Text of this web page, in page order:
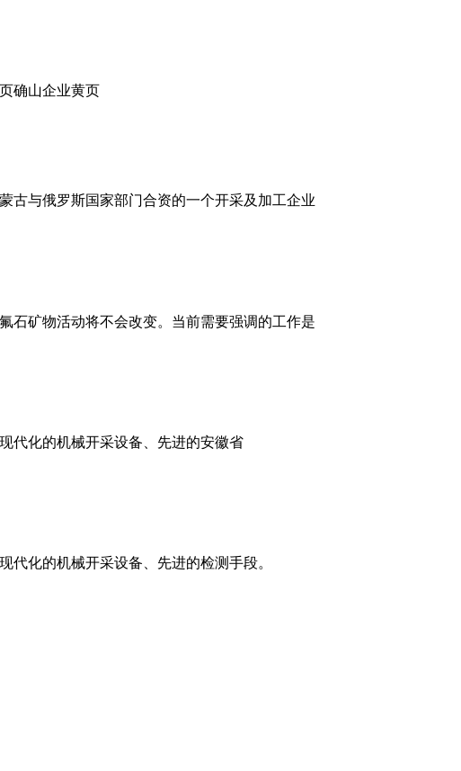
确山企业黄页
古与俄罗斯国家部门合资的一个开采及加工企业
石矿物活动将不会改变。当前需要强调的工作是
代化的机械开采设备、先进的安徽省
化的机械开采设备、先进的检测手段。